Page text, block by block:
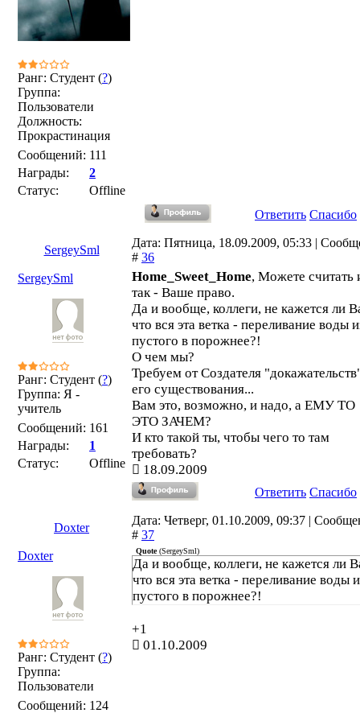
Ранг: Студент (?)
Группа:
Пользователи
Должность:
Прокрастинация
Сообщений: 111
Награды:
2
Статус:
Offline
Ответить Спасибо
SergeySml
Дата: Пятница, 18.09.2009, 05:33 |
# 36
SergeySml
Ранг: Студент (?)
Группа: Я -
учитель
Сообщений: 161
Награды:
1
Статус:
Offline
Home_Sweet_Home, Можете считать
так - Ваше право.
Да и вообще, коллеги, не кажется ли
что вся эта ветка - переливание воды
пустого в порожнее?!
О чем мы?
Требуем от Создателя
его существования...
Вам это, возможно, и надо, а ЕМУ ТО
ЭТО ЗАЧЕМ?
И кто такой ты, чтобы чего то там
требовать?
18.09.2009
Ответить Спасибо
Doxter
Дата: Четверг, 01.10.2009, 09:37 |
# 37
Doxter
Ранг: Студент (?)
Группа:
Пользователи
Сообщений: 124
Quote(SergeySml)
Да и вообще, коллеги, не кажется ли
что вся эта ветка - переливание воды
пустого в порожнее?!
+1
01.10.2009